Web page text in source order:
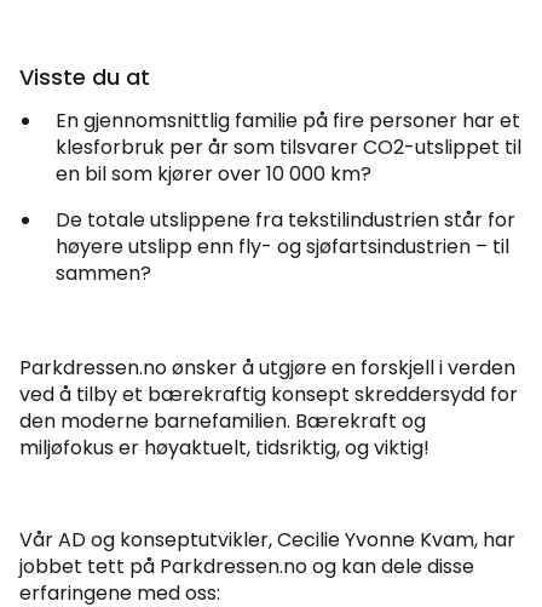
Visste du at
En gjennomsnittlig familie på fire personer har et
klesforbruk per år som tilsvarer CO2-utslippet til
en bil som kjører over 10 000 km?
De totale utslippene fra tekstilindustrien står for
høyere utslipp enn fly- og sjøfartsindustrien – til
sammen?
Parkdressen.no ønsker å utgjøre en forskjell i verden
ved å tilby et bærekraftig konsept skreddersydd for
den moderne barnefamilien. Bærekraft og
miljøfokus er høyaktuelt, tidsriktig, og viktig!
Vår AD og konseptutvikler, Cecilie Yvonne Kvam, har
jobbet tett på Parkdressen.no og kan dele disse
erfaringene med oss: